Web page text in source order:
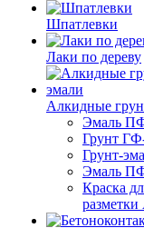
Шпатлевки
Лаки по дереву
Алкидные
Эмаль
Грунт
Грунт-
Эмаль
Краска